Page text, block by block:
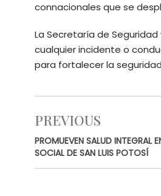
connacionales que se
La Secretaría de
cualquier incidente o
para fortalecer la
PREVIOUS
PROMUEVEN SALUD INTEGRAL
SOCIAL DE SAN LUIS POTOSÍ